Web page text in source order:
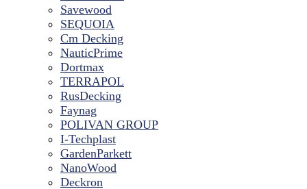
Savewood
SEQUOIA
Cm Decking
NauticPrime
Dortmax
TERRAPOL
RusDecking
Faynag
POLIVAN GROUP
I-Techplast
GardenParkett
NanoWood
Deckron